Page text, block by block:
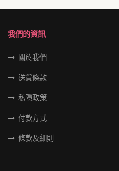
我們的資訊
關於我們
送貨條款
私隱政策
付款方式
條款及細則